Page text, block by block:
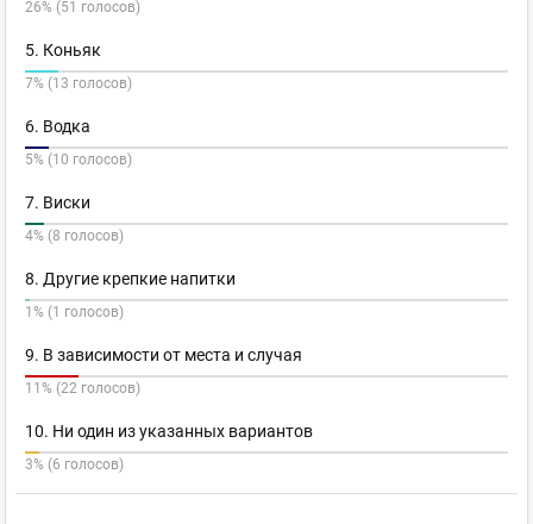
26% (51 голосов)
5. Коньяк
7% (13 голосов)
6. Водка
5% (10 голосов)
7. Виски
4% (8 голосов)
8. Другие крепкие напитки
1% (1 голосов)
9. В зависимости от места и случая
11% (22 голосов)
10. Ни один из указанных вариантов
3% (6 голосов)